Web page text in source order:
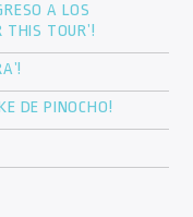
A LOS
THIS TOUR’!
DE PINOCHO!